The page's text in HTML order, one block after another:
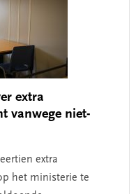
extra
vanwege niet-
extra
het ministerie te